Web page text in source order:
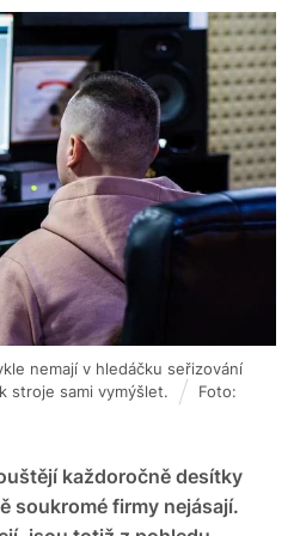
každoročně desítky
soukromé firmy nejásají.
nemají v hledáčku seřizování
stroje sami vymýšlet.
Foto: